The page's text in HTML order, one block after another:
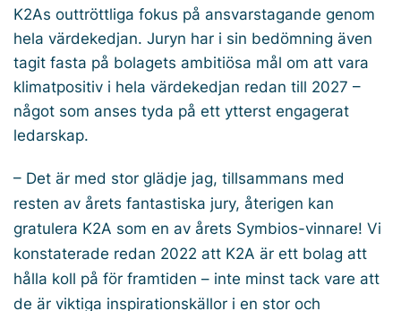
K2As outtröttliga fokus på ansvarstagande genom
hela värdekedjan. Juryn har i sin bedömning även
tagit fasta på bolagets ambitiösa mål om att vara
klimatpositiv i hela värdekedjan redan till 2027 –
något som anses tyda på ett ytterst engagerat
ledarskap.
– Det är med stor glädje jag, tillsammans med
resten av årets fantastiska jury, återigen kan
gratulera K2A som en av årets Symbios-vinnare! Vi
konstaterade redan 2022 att K2A är ett bolag att
hålla koll på för framtiden – inte minst tack vare att
de är viktiga inspirationskällor i en stor och